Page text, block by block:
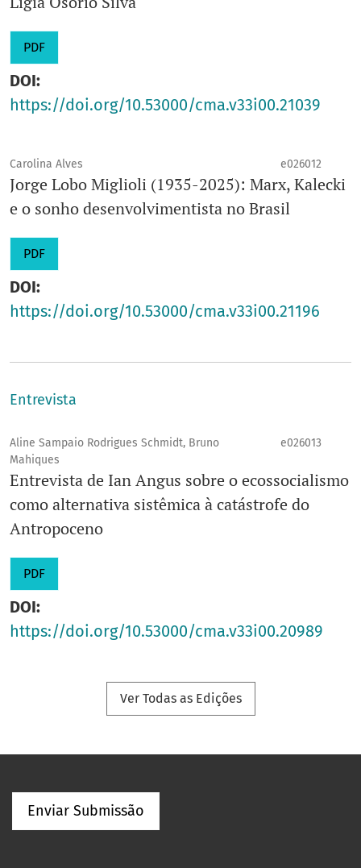
PDF
DOI:
https://doi.org/10.53000/cma.v33i00.21039
Carolina Alves e026012
Jorge Lobo Miglioli (1935-2025): Marx, Kalecki
e o sonho desenvolvimentista no Brasil
PDF
DOI:
https://doi.org/10.53000/cma.v33i00.21196
Entrevista
Aline Sampaio Rodrigues Schmidt, Bruno
Mahiques
e026013
Entrevista de Ian Angus sobre o ecossocialismo
como alternativa sistêmica à catástrofe do
Antropoceno
PDF
DOI:
https://doi.org/10.53000/cma.v33i00.20989
Ver Todas as Edições
Enviar Submissão